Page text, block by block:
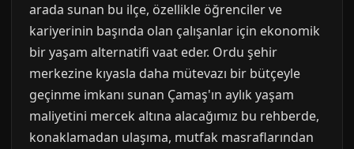
arada sunan bu ilçe, özellikle öğrenciler ve
kariyerinin başında olan çalışanlar için ekonomik
bir yaşam alternatifi vaat eder. Ordu şehir
merkezine kıyasla daha mütevazı bir bütçeyle
geçinme imkanı sunan Çamaş'ın aylık yaşam
maliyetini mercek altına alacağımız bu rehberde,
konaklamadan ulaşıma, mutfak masraflarından